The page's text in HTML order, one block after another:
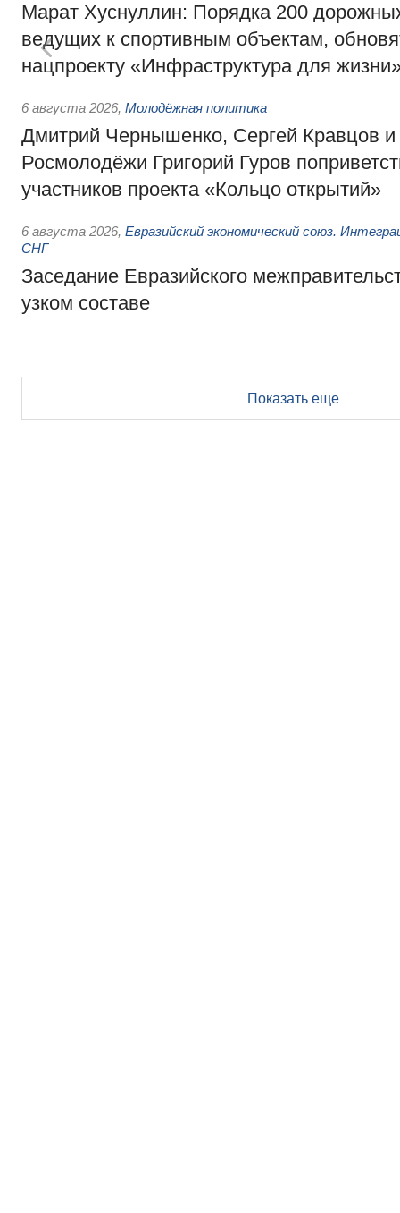
Марат Хуснуллин: Порядка 200
ведущих к спортивным объектам,
нацпроекту «Инфраструктура для
6 августа 2026, Молодёжная политика
Дмитрий Чернышенко, Сергей Кравцов и
Росмолодёжи Григорий Гуров
участников проекта «Кольцо открытий»
6 августа 2026, Евразийский экономический союз.
СНГ
Заседание Евразийского
узком составе
Показать еще